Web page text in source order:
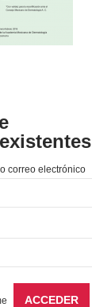
correo electrónico